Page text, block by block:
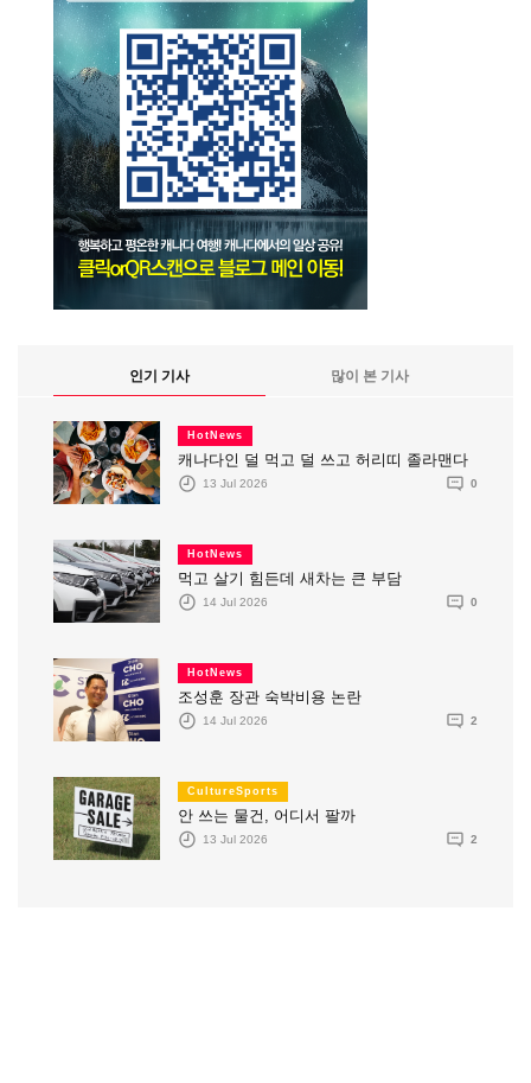
인기 기사 많이 본 기사
HotNews
캐나다인 덜 먹고 덜 쓰고 허리띠 졸라맨다
13 Jul 2026 0
HotNews
먹고 살기 힘든데 새차는 큰 부담
14 Jul 2026 0
HotNews
조성훈 장관 숙박비용 논란
14 Jul 2026 2
CultureSports
안 쓰는 물건, 어디서 팔까
13 Jul 2026 2